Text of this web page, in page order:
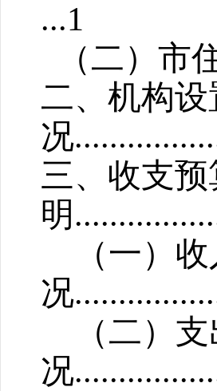
...1
（二）市
二、机构设
况
三、收支
明
（一）
况
（二）
况